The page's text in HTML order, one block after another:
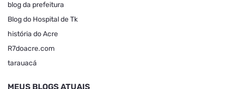
blog da prefeitura
Blog do Hospital de Tk
história do Acre
R7doacre.com
tarauacá
MEUS BLOGS ATUAIS